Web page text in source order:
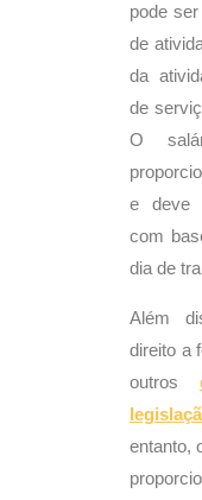
pode
de
da
de
O
e deve
com
dia de
Além
direito a
outros
entanto,